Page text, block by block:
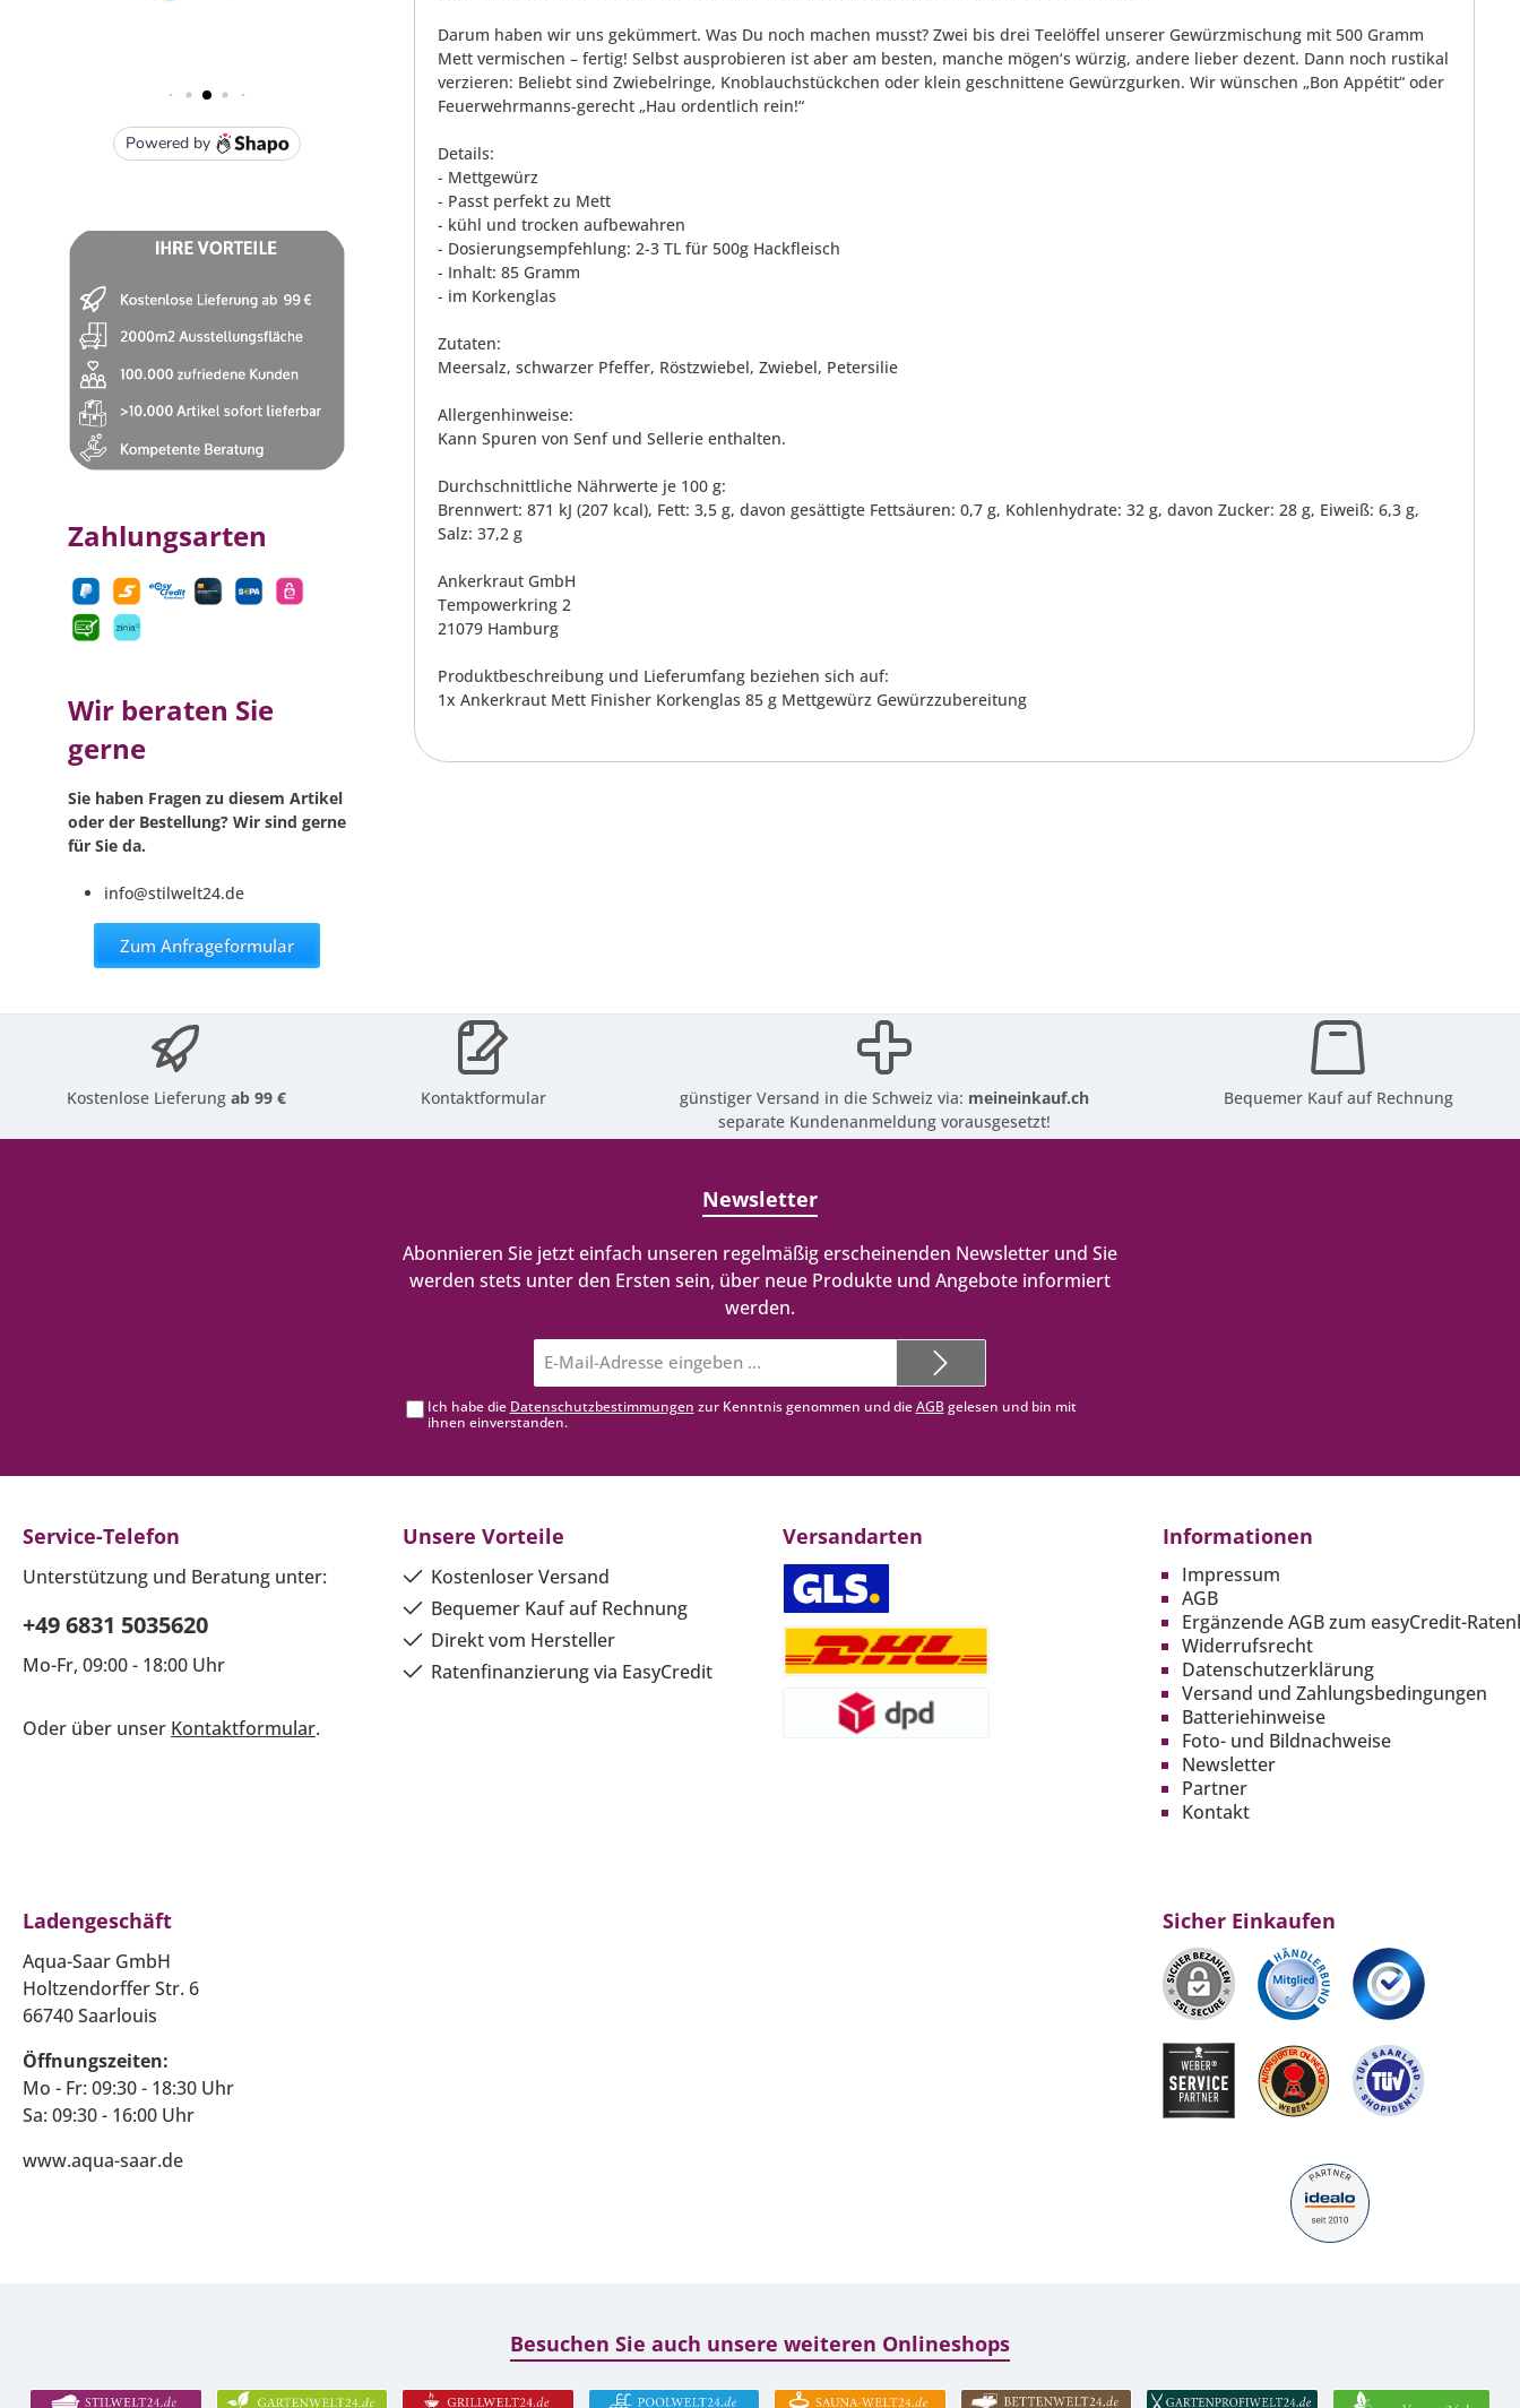
Zahlungsarten
Wir beraten Sie
gerne
Sie haben Fragen zu diesem Artikel
oder der Bestellung? Wir sind gerne
für Sie da.
info@stilwelt24.de
Zum Anfrageformular
Darum haben wir uns gekümmert. Was Du noch machen musst? Zwei bis drei Teelöffel unserer Gewürzmischung mit 500 Gramm
Mett vermischen – fertig! Selbst ausprobieren ist aber am besten, manche mögen‘s würzig, andere lieber dezent. Dann noch rustikal
verzieren: Beliebt sind Zwiebelringe, Knoblauchstückchen oder klein geschnittene Gewürzgurken. Wir wünschen „Bon Appétit“ oder
Feuerwehrmanns-gerecht „Hau ordentlich rein!“
Details:
- Mettgewürz
- Passt perfekt zu Mett
- kühl und trocken aufbewahren
- Dosierungsempfehlung: 2-3 TL für 500g Hackfleisch
- Inhalt: 85 Gramm
- im Korkenglas
Zutaten:
Meersalz, schwarzer Pfeffer, Röstzwiebel, Zwiebel, Petersilie
Allergenhinweise:
Kann Spuren von Senf und Sellerie enthalten.
Durchschnittliche Nährwerte je 100 g:
Brennwert: 871 kJ (207 kcal), Fett: 3,5 g, davon gesättigte Fettsäuren: 0,7 g, Kohlenhydrate: 32 g, davon Zucker: 28 g, Eiweiß: 6,3 g,
Salz: 37,2 g
Ankerkraut GmbH
Tempowerkring 2
21079 Hamburg
Produktbeschreibung und Lieferumfang beziehen sich auf:
1x Ankerkraut Mett Finisher Korkenglas 85 g Mettgewürz Gewürzzubereitung
Kostenlose Lieferungab 99 € Kontaktformular günstiger Versand in die Schweiz via: meineinkauf.ch
separate Kundenanmeldung vorausgesetzt!
Bequemer Kauf auf Rechnung
Newsletter
Abonnieren Sie jetzt einfach unseren regelmäßig erscheinenden Newsletter und Sie
werden stets unter den Ersten sein, über neue Produkte und Angebote informiert
werden.
Mail-
Adresse*
Ich habe die Datenschutzbestimmungen zur Kenntnis genommen und dieAGBgelesen und bin mit
ihnen einverstanden.
Service-Telefon
Unterstützung und Beratung unter:
+49 6831 5035620
Mo-Fr, 09:00 - 18:00 Uhr
Oder über unser Kontaktformular.
Unsere Vorteile
Kostenloser Versand
Bequemer Kauf auf Rechnung
Direkt vom Hersteller
Ratenfinanzierung via EasyCredit
Versandarten Informationen
Impressum
AGB
Ergänzende AGB zum easyCredit-
Widerrufsrecht
Datenschutzerklärung
Versand und Zahlungsbedingungen
Batteriehinweise
Foto- und Bildnachweise
Newsletter
Partner
Kontakt
Ladengeschäft
Aqua-Saar GmbH
Holtzendorffer Str. 6
66740 Saarlouis
Öffnungszeiten:
Mo - Fr: 09:30 - 18:30 Uhr
Sa: 09:30 - 16:00 Uhr
www.aqua-saar.de
Sicher Einkaufen
Besuchen Sie auch unsere weiteren Onlineshops